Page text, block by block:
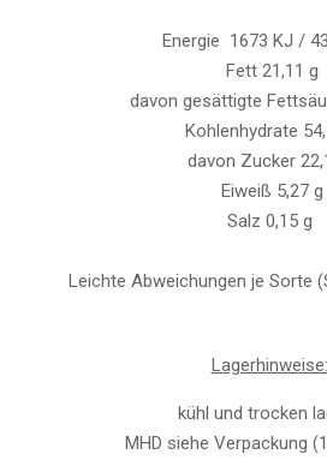
Energie 1673 KJ /
Fett 21,11 g
davon gesättigte
Kohlenhydrate
davon Zucker
Eiweiß 5,27 g
Salz 0,15 g
Leichte Abweichungen je Sorte
Lagerhinweise:
kühl und trocken
MHD siehe Verpackung